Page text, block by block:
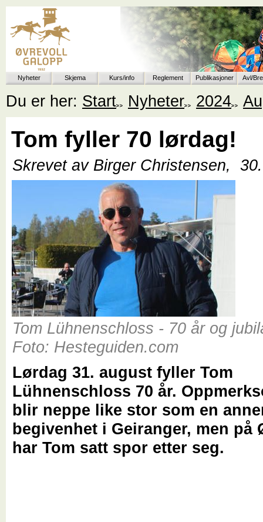
Nyheter Skjema Kurs/info Reglement Publikasjoner Avl/
Du er her: Start Nyheter 2024
Tom fyller 70 lørdag!
Skrevet av Birger Christensen,
Tom Lühnenschloss - 70 år og
Foto: Hesteguiden.com
Lørdag 31. august fyller Tom
Lühnenschloss 70 år.
blir neppe like stor som en
begivenhet i Geiranger, men på
har Tom satt spor etter seg.